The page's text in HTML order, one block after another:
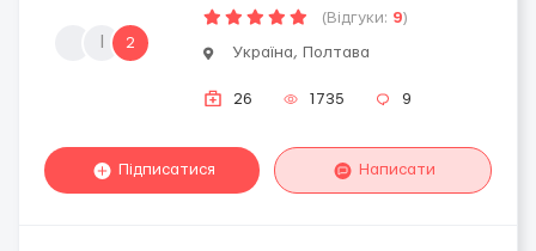
2
(Відгуки: 9)
Україна, Полтава
26 1735 9
Підписатися Написати